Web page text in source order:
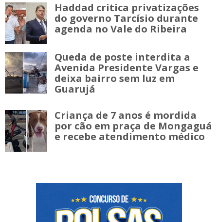
Haddad critica privatizações
do governo Tarcísio durante
agenda no Vale do Ribeira
Queda de poste interdita a
Avenida Presidente Vargas e
deixa bairro sem luz em
Guarujá
Criança de 7 anos é mordida
por cão em praça de Mongaguá
e recebe atendimento médico